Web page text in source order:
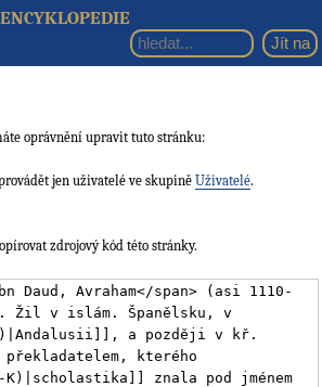
oprávnění upravit tuto stránku:
jen uživatelé ve skupině Uživatelé.
zdrojový kód této stránky.